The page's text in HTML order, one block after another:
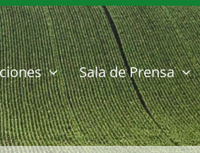
Sala de Prensa